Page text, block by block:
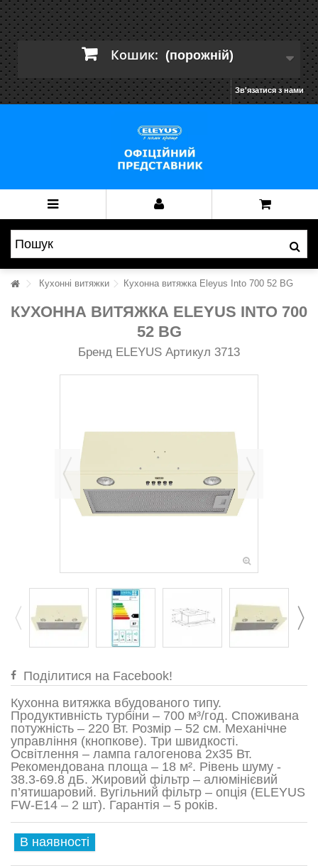
Кошик: (порожній)
Зв'язатися з нами
Кухонні витяжки Кухонна витяжка Eleyus Into 700 52 BG
КУХОННА ВИТЯЖКА ELEYUS INTO 700
52 BG
Бренд ELEYUS Артикул 3713
Поділитися на Facebook!
Кухонна витяжка вбудованого типу.
Продуктивність турбіни – 700 м³/год. Споживана
потужність – 220 Вт. Розмір – 52 см. Механічне
управління (кнопкове). Три швидкості.
Освітлення – лампа галогенова 2x35 Вт.
Рекомендована площа – 18 м². Рівень шуму -
38.3-69.8 дБ. Жировий фільтр – алюмінієвий
п’ятишаровий. Вугільний фільтр – опція (ELEYUS
FW-Е14 – 2 шт). Гарантія – 5 років.
В наявності